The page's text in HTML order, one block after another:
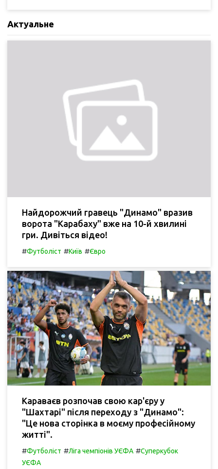
Актуальне
Найдорожчий гравець "Динамо" вразив
ворота "Карабаху" вже на 10-й хвилині
гри. Дивіться відео!
#Футболіст #Київ #Євро
Караваєв розпочав свою кар'єру у
"Шахтарі" після переходу з "Динамо":
"Це нова сторінка в моєму професійному
житті".
#Футболіст #Ліга чемпіонів УЄФА #Суперкубок
УЄФА